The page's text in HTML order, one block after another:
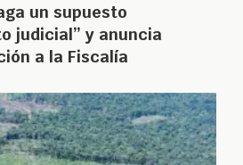
un supuesto
judicial” y anuncia
a la Fiscalía